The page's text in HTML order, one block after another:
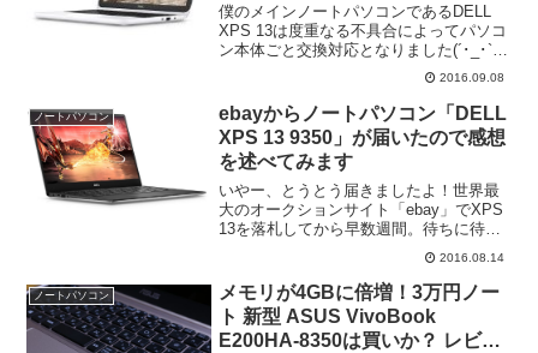
僕のメインノートパソコンであるDELL
XPS 13は度重なる不具合によってパソコ
ン本体ごと交換対応となりました(´･_･`)
ただいま新しい商品が届くのを待ってい
るところです。ということでしょうがな
く、、、古い17インチのHP製ノートパソ
コ...
2016.09.08
ノートパソコン
ebayからノートパソコン「DELL
XPS 13 9350」が届いたので感想
を述べてみます
いやー、とうとう届きましたよ！世界最
大のオークションサイト「ebay」でXPS
13を落札してから早数週間。待ちに待っ
て首は伸びまくるし、輸送状況をチェッ
クしすぎて一日1時間くらいは時間を無駄
にする毎日でしたよ。我ながらアホです
けど、新しい...
2016.08.14
ノートパソコン
メモリが4GBに倍増！3万円ノー
ト 新型 ASUS VivoBook
E200HA-8350は買いか？ レビュ